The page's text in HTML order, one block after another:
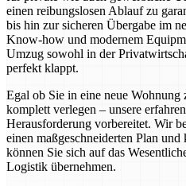
einen reibungslosen Ablauf zu
bis hin zur sicheren Übergabe im
Know-how und modernem
Umzug sowohl in der
perfekt klappt.
Egal ob Sie in eine neue Wohnung
komplett verlegen – unsere
Herausforderung vorbereitet. Wir
einen maßgeschneiderten Plan
können Sie sich auf das
Logistik übernehmen.